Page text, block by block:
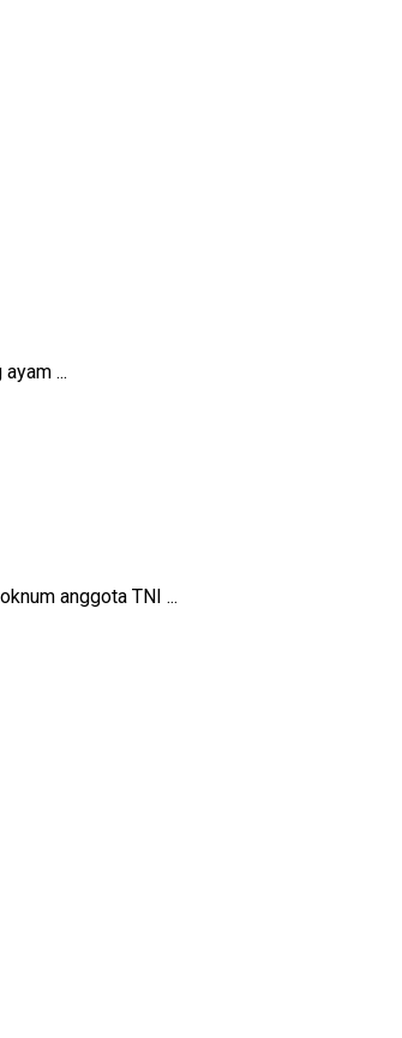
...
anggota TNI ...